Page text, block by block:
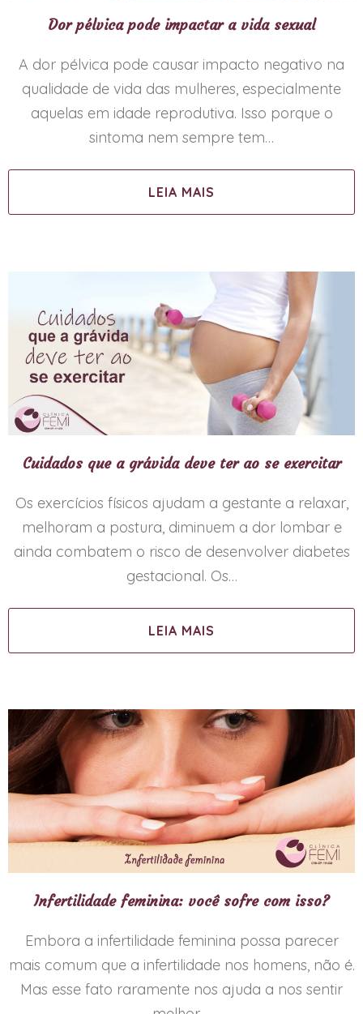
Dor pélvica pode impactar a vida sexual
A dor pélvica pode causar impacto negativo na
qualidade de vida das mulheres, especialmente
aquelas em idade reprodutiva. Isso porque o
sintoma nem sempre tem…
LEIA MAIS
Cuidados que a grávida deve ter ao se exercitar
Os exercícios físicos ajudam a gestante a relaxar,
melhoram a postura, diminuem a dor lombar e
ainda combatem o risco de desenvolver diabetes
gestacional. Os…
LEIA MAIS
Infertilidade feminina: você sofre com isso?
Embora a infertilidade feminina possa parecer
mais comum que a infertilidade nos homens, não é.
Mas esse fato raramente nos ajuda a nos sentir